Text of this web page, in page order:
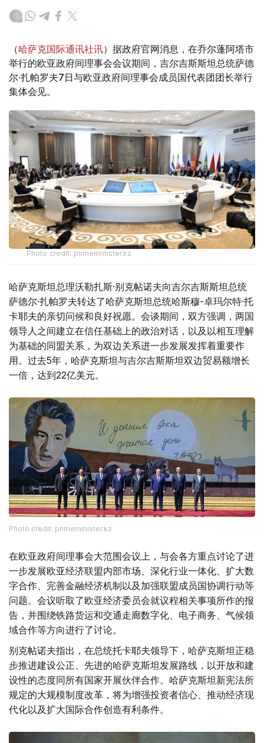
（哈萨克国际通讯社讯）据政府官网消息，在乔尔蓬阿塔市
举行的欧亚政府间理事会会议期间，吉尔吉斯斯坦总统萨德
尔·扎帕罗夫7日与欧亚政府间理事会成员国代表团团长举行
集体会见。
Photo credit: primeminister.kz
哈萨克斯坦总理沃勒扎斯·别克帖诺夫向吉尔吉斯斯坦总统
萨德尔·扎帕罗夫转达了哈萨克斯坦总统哈斯穆-卓玛尔特·托
卡耶夫的亲切问候和良好祝愿。会谈期间，双方强调，两国
领导人之间建立在信任基础上的政治对话，以及以相互理解
为基础的同盟关系，为双边关系进一步发展发挥着重要作
用。过去5年，哈萨克斯坦与吉尔吉斯斯坦双边贸易额增长
一倍，达到22亿美元。
Photo credit: primeminister.kz
在欧亚政府间理事会大范围会议上，与会各方重点讨论了进
一步发展欧亚经济联盟内部市场、深化行业一体化、扩大数
字合作、完善金融经济机制以及加强联盟成员国协调行动等
问题。会议听取了欧亚经济委员会就议程相关事项所作的报
告，并围绕铁路货运和交通走廊数字化、电子商务、气候领
域合作等方向进行了讨论。
别克帖诺夫指出，在总统托卡耶夫领导下，哈萨克斯坦正稳
步推进建设公正、先进的哈萨克斯坦发展路线，以开放和建
设性的态度同所有国家开展伙伴合作。哈萨克斯坦新宪法所
规定的大规模制度改革，将为增强投资者信心、推动经济现
代化以及扩大国际合作创造有利条件。